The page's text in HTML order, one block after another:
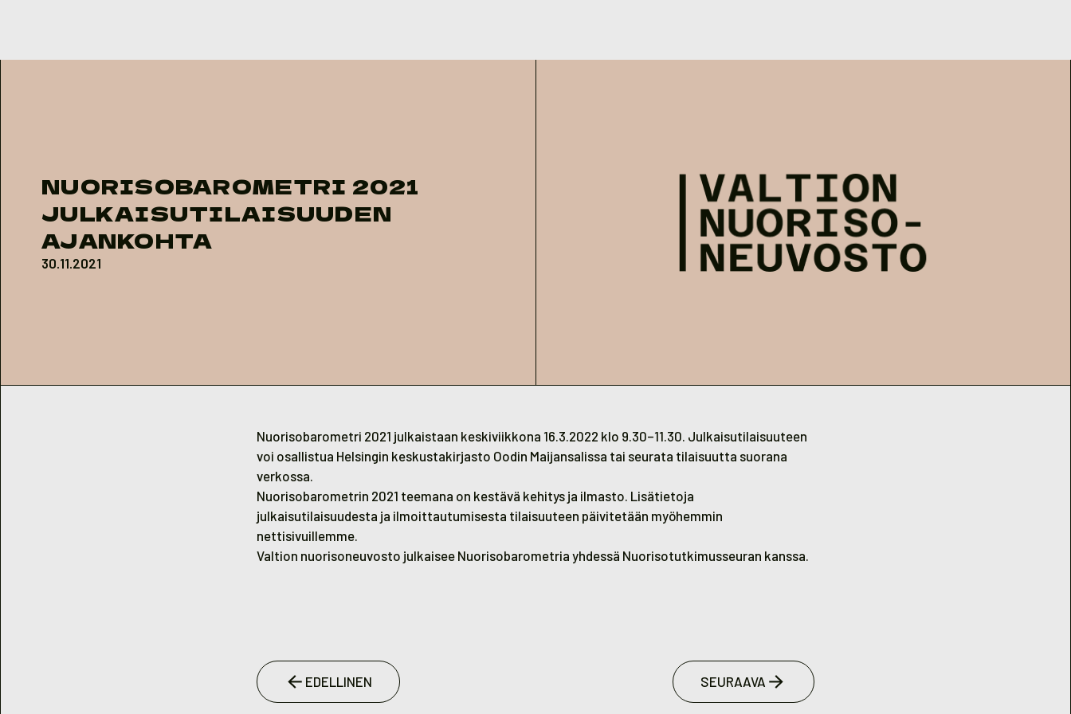
NUORISOBAROMETRI 2021
JULKAISUTILAISUUDEN
AJANKOHTA
30.11.2021
Nuorisobarometri 2021 julkaistaan keskiviikkona 16.3.2022 klo 9.30–11.30. Julkaisutilaisuuteen
voi osallistua Helsingin keskustakirjasto Oodin Maijansalissa tai seurata tilaisuutta suorana
verkossa.
Nuorisobarometrin 2021 teemana on kestävä kehitys ja ilmasto. Lisätietoja
julkaisutilaisuudesta ja ilmoittautumisesta tilaisuuteen päivitetään myöhemmin
nettisivuillemme.
Valtion nuorisoneuvosto julkaisee Nuorisobarometria yhdessä Nuorisotutkimusseuran kanssa.
EDELLINEN SEURAAVA